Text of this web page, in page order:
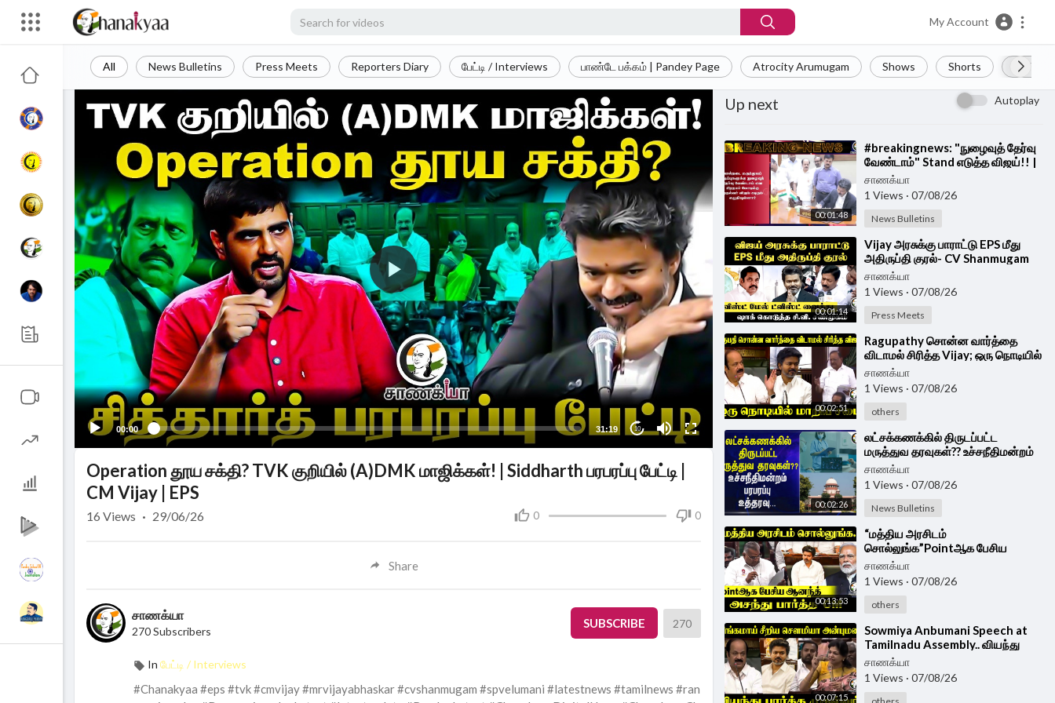
My Account
All News Bulletins Press Meets Reporters Diary பேட்டி / Interviews பாண்டே பக்கம் | Pandey Page Atrocity Arumugam Shows Shorts LIVE
00:00 31:19 10
Up next Autoplay
00:01:48
⁣#breakingnews: "நுழைவுத் தேர்வு
வேண்டாம்" Stand எடுத்த விஜய்!! |
CM Vijay Letter To PM Modi
சாணக்யா
1 Views · 07/08/26
News Bulletins
00:01:14
⁣Vijay அரசுக்கு பாராட்டு EPS மீது
அதிருப்தி குரல்- CV Shanmugam
PressMeet | ADMK | TVK |
சாணக்யா
1 Views · 07/08/26
Press Meets
00:02:51
⁣Ragupathy சொன்ன வார்த்தை
விடாமல் சிரித்த Vijay; ஒரு நொடியில்
மாறிய சபை | TN Assembly 2026
சாணக்யா
1 Views · 07/08/26
others
00:02:26
⁣லட்சக்கணக்கில் திருடப்பட்ட
மருத்துவ தரவுகள்?? உச்சநீதிமன்றம்
பரபரப்பு உத்தரவு... | Vitraya
சாணக்யா
1 Views · 07/08/26
News Bulletins
00:13:53
⁣“மத்திய அரசிடம்
சொல்லுங்க”Pointஆக பேசிய
ஆனந்த் அசந்து பார்த்த Vijay | N
Anand Speech at TN Assembly
சாணக்யா
1 Views · 07/08/26
others
00:07:15
⁣Sowmiya Anbumani Speech at
Tamilnadu Assembly.. வியந்து
பார்த்த CM Vijay | PMK | TVK
சாணக்யா
1 Views · 07/08/26
Operation தூய சக்தி? TVK குறியில் (A)DMK மாஜிக்கள்! | Siddharth பரபரப்பு பேட்டி |
CM Vijay | EPS
0 0
16 Views · 29/06/26
Share
சாணக்யா
270 Subscribers
SUBSCRIBE 270
In பேட்டி / Interviews
#Chanakyaa #eps #tvk #cmvijay #mrvijayabhaskar #cvshanmugam #spvelumani #latestnews #tamilnews #ran